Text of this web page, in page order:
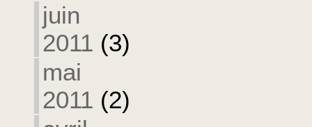
juin
2011 (3)
mai
2011 (2)